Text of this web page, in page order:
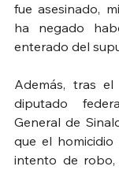
fue asesinado,
ha negado
enterado del
Además, tras
diputado
General de
que el
intento de